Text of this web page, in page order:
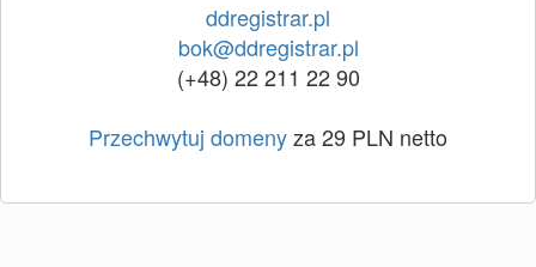
ddregistrar.pl
bok@ddregistrar.pl
(+48) 22 211 22 90
Przechwytuj domenyza 29 PLN netto